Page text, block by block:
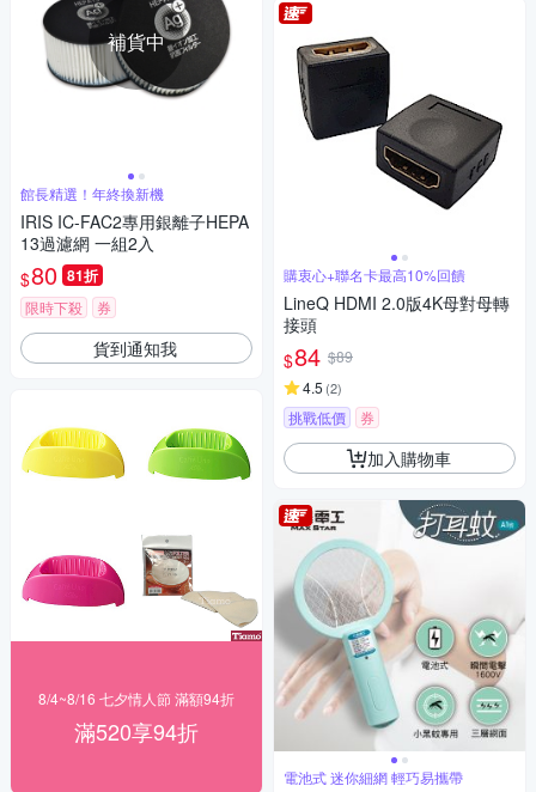
補貨中
館長精選！年終換新機
IRIS IC-FAC2專用銀離子HEPA
13過濾網 一組2入
$80 81折
限時下殺 券
貨到通知我
8/4~8/16 七夕情人節 滿額94折
滿520享94折
購衷心+聯名卡最高10%回饋
LineQ HDMI 2.0版4K母對母轉
接頭
$84 $89
4.5 (2)
挑戰低價 券
加入購物車
電池式 迷你細網 輕巧易攜帶